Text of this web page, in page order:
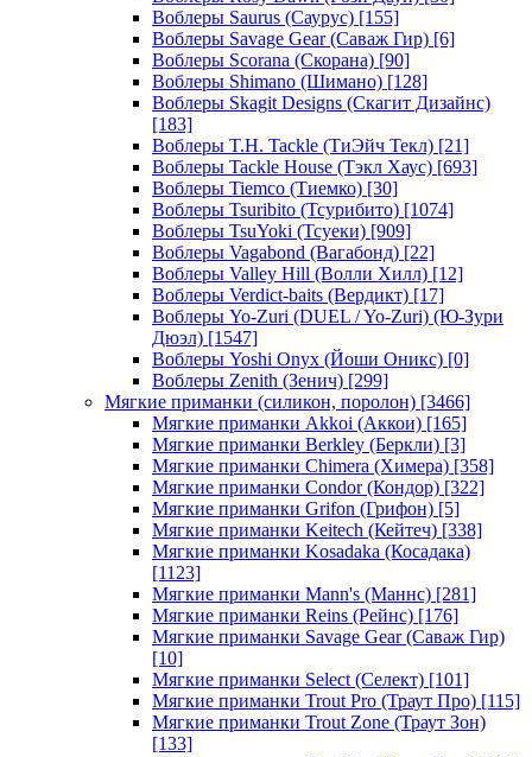
Воблеры Saurus (Саурус) [155]
Воблеры Savage Gear (Саваж Гир) [6]
Воблеры Scorana (Скорана) [90]
Воблеры Shimano (Шимано) [128]
Воблеры Skagit Designs (Скагит Дизайнс)
[183]
Воблеры T.H. Tackle (ТиЭйч Текл) [21]
Воблеры Tackle House (Тэкл Хаус) [693]
Воблеры Tiemco (Тиемко) [30]
Воблеры Tsuribito (Тсурибито) [1074]
Воблеры TsuYoki (Тсуеки) [909]
Воблеры Vagabond (Вагабонд) [22]
Воблеры Valley Hill (Волли Хилл) [12]
Воблеры Verdict-baits (Вердикт) [17]
Воблеры Yo-Zuri (DUEL / Yo-Zuri) (Ю-Зури
Дюэл) [1547]
Воблеры Yoshi Onyx (Йоши Оникс) [0]
Воблеры Zenith (Зенич) [299]
Мягкие приманки (силикон, поролон) [3466]
Мягкие приманки Akkoi (Аккои) [165]
Мягкие приманки Berkley (Беркли) [3]
Мягкие приманки Chimera (Химера) [358]
Мягкие приманки Condor (Кондор) [322]
Мягкие приманки Grifon (Грифон) [5]
Мягкие приманки Keitech (Кейтеч) [338]
Мягкие приманки Kosadaka (Косадака)
[1123]
Мягкие приманки Mann's (Маннс) [281]
Мягкие приманки Reins (Рейнс) [176]
Мягкие приманки Savage Gear (Саваж Гир)
[10]
Мягкие приманки Select (Селект) [101]
Мягкие приманки Trout Pro (Траут Про) [115]
Мягкие приманки Trout Zone (Траут Зон)
[133]